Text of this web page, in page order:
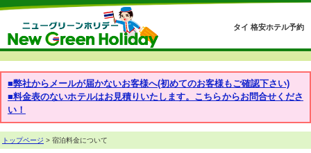
タイ 格安ホテル予約
■弊社からメールが届かないお客様へ(初めてのお客様もご確認下さい)
■料金表のないホテルはお見積りいたします。こちらからお問合せくださ
い！
トップページ > 宿泊料金について